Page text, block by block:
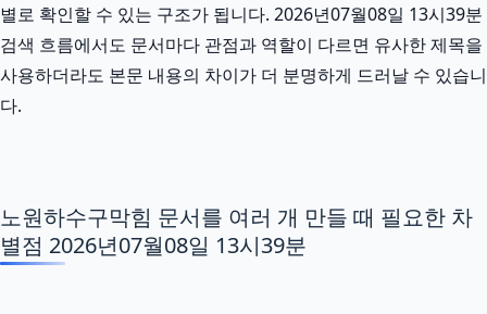
별로 확인할 수 있는 구조가 됩니다. 2026년07월08일 13시39분
검색 흐름에서도 문서마다 관점과 역할이 다르면 유사한 제목을
사용하더라도 본문 내용의 차이가 더 분명하게 드러날 수 있습니
다.
노원하수구막힘 문서를 여러 개 만들 때 필요한 차
별점 2026년07월08일 13시39분